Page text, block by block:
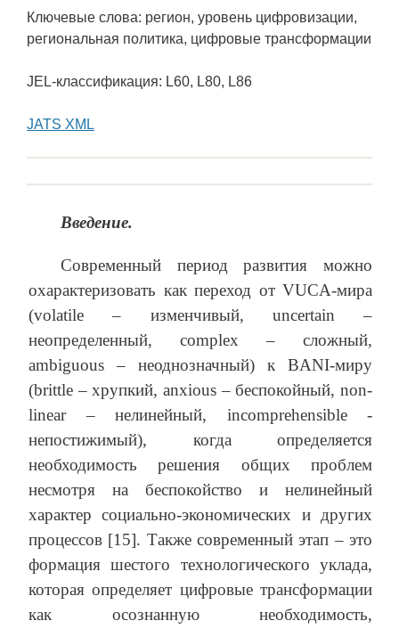
Ключевые слова: регион, уровень цифровизации,
региональная политика, цифровые трансформации
JEL-классификация: L60, L80, L86
JATS XML
Введение.
Современный период развития можно
охарактеризовать как переход от VUCA-мира
(volatile – изменчивый, uncertain –
неопределенный, complex – сложный,
ambiguous – неоднозначный) к BANI-миру
(brittle – хрупкий, anxious – беспокойный, non-
linear – нелинейный, incomprehensible -
непостижимый), когда определяется
необходимость решения общих проблем
несмотря на беспокойство и нелинейный
характер социально-экономических и других
процессов [15]. Также современный этап – это
формация шестого технологического уклада,
которая определяет цифровые трансформации
как осознанную необходимость,